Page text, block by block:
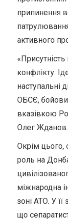
припинення
активного
конфлікту.
наступальні
ОБСЄ,
вказівкою
Олег Жданов.
Окрім цього,
роль на
міжнародна
зоні АТО. У
що